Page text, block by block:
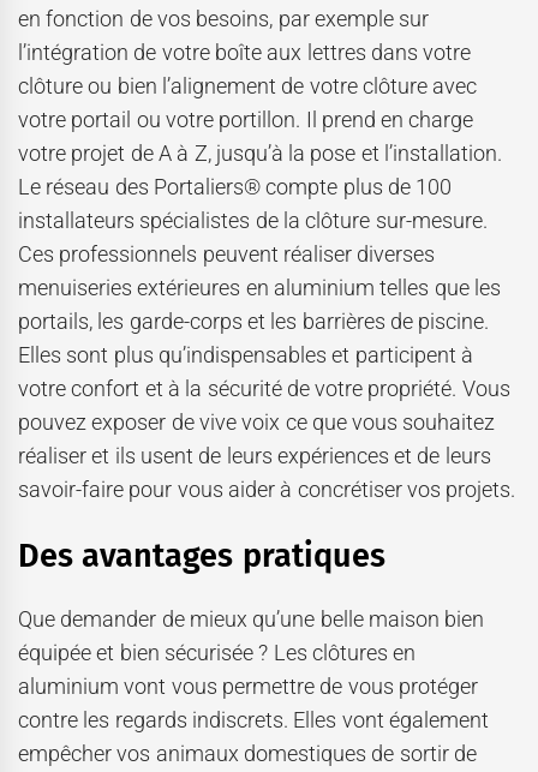
en fonction de vos besoins, par exemple sur
l’intégration de votre boîte aux lettres dans votre
clôture ou bien l’alignement de votre clôture avec
votre portail ou votre portillon. Il prend en charge
votre projet de A à Z, jusqu’à la pose et l’installation.
Le réseau des Portaliers® compte plus de 100
installateurs spécialistes de la clôture sur-mesure.
Ces professionnels peuvent réaliser diverses
menuiseries extérieures en aluminium telles que les
portails, les garde-corps et les barrières de piscine.
Elles sont plus qu’indispensables et participent à
votre confort et à la sécurité de votre propriété. Vous
pouvez exposer de vive voix ce que vous souhaitez
réaliser et ils usent de leurs expériences et de leurs
savoir-faire pour vous aider à concrétiser vos projets.
Des avantages pratiques
Que demander de mieux qu’une belle maison bien
équipée et bien sécurisée ? Les clôtures en
aluminium vont vous permettre de vous protéger
contre les regards indiscrets. Elles vont également
empêcher vos animaux domestiques de sortir de